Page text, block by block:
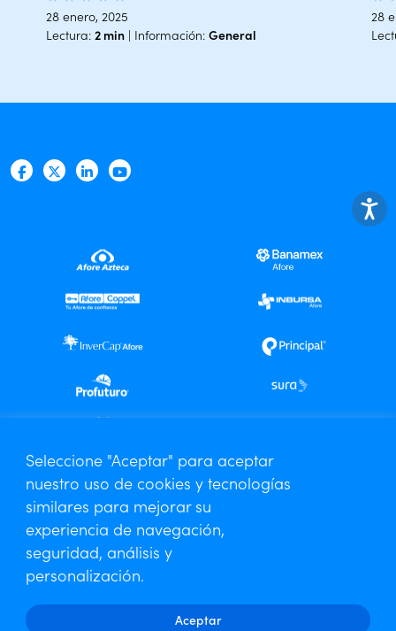
Seleccione "Aceptar" para aceptar
nuestro uso de cookies y tecnologías
similares para mejorar su
experiencia de navegación,
seguridad, análisis y
personalización.
Aceptar
28 enero, 2025
Lectura: 2 min | Información: General
28
Centro de Análisis Especializado
Contáctanos
Aviso de Privacidad
Amafore © 2026